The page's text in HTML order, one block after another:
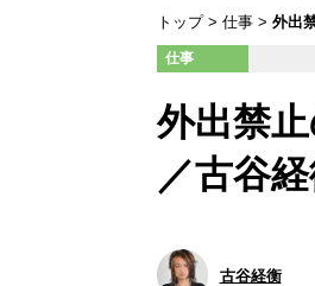
トップ 仕事 外出
仕事
外出禁
／古谷
古谷経衡